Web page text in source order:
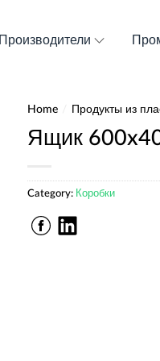
Производители
Home Продукты из
Ящик
Category: Коробки